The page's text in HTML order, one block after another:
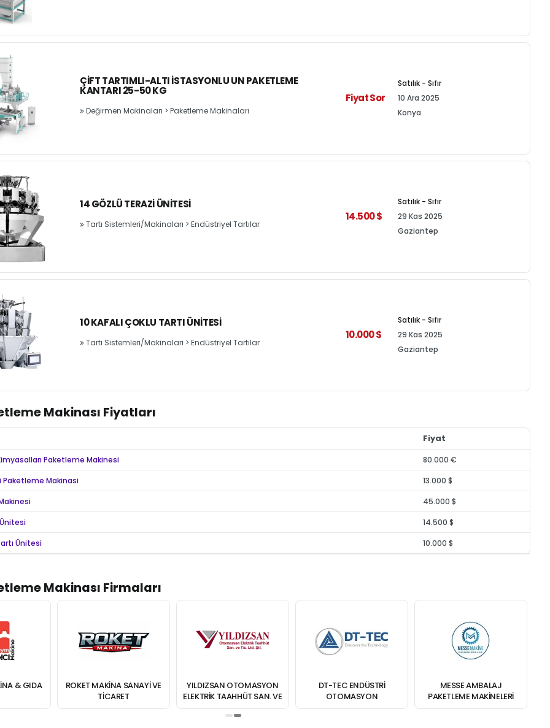
ÇIFT TARTIMLI-ALTI İSTASYONLU UN PAKETLEME
KANTARI 25-50 KG
Değirmen Makinaları > Paketleme Makinaları
Fiyat Sor
Satılık - Sıfır
10 Ara 2025
Konya
14 GÖZLÜ TERAZI ÜNITESI
Tartı Sistemleri/Makinaları > Endüstriyel Tartılar
14.500 $
Satılık - Sıfır
29 Kas 2025
Gaziantep
10 KAFALI ÇOKLU TARTI ÜNITESI
Tartı Sistemleri/Makinaları > Endüstriyel Tartılar
10.000 $
Satılık - Sıfır
29 Kas 2025
Gaziantep
Makinası Fiyatları
Fiyat
Paketleme Makinesi
80.000 €
Paketleme Makinasi
13.000 $
45.000 $
14.500 $
Ünitesi
10.000 $
Makinası Firmaları
& GIDA
ROKET MAKINA SANAYI VE
TICARET
YILDIZSAN OTOMASYON
ELEKTRIK TAAHHÜT SAN. VE
TIC. LTD. ŞTI.
DT-TEC ENDÜSTRI
OTOMASYON
DANIŞMANLIK SAN.VE TIC
MESSE AMBALAJ
PAKETLEME MAKINELERI